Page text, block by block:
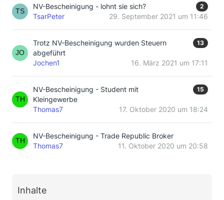
NV-Bescheinigung - lohnt sie sich? 2
TsarPeter 29. September 2021 um 11:46
Trotz NV-Bescheinigung wurden Steuern
abgeführt
13
Jochen1 16. März 2021 um 17:11
NV-Bescheinigung - Student mit
Kleingewerbe
15
Thomas7 17. Oktober 2020 um 18:24
NV-Bescheinigung - Trade Republic Broker
Thomas7
11. Oktober 2020 um 20:58
Inhalte